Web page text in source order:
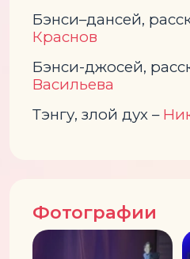
Бэнси–дансей,
Краснов
Бэнси-джосей,
Васильева
Тэнгу, злой дух –
Фотографии